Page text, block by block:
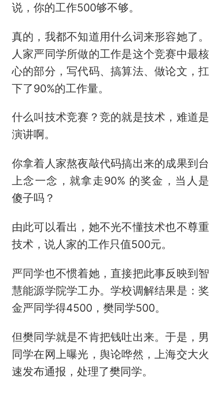
说，你的工作500够不够。
真的，我都不知道用什么词来形容她了。
人家严同学所做的工作是这个竞赛中最核
心的部分，写代码、搞算法、做论文，扛
下了90%的工作量。
什么叫技术竞赛？竞的就是技术，难道是
演讲啊。
你拿着人家熬夜敲代码搞出来的成果到台
上念一念，就拿走90% 的奖金，当人是
傻子吗？
由此可以看出，她不光不懂技术也不尊重
技术，说人家的工作只值500元。
严同学也不惯着她，直接把此事反映到智
慧能源学院学工办。学校调解结果是：奖
金严同学得4500，樊同学500。
但樊同学就是不肯把钱吐出来。于是，男
同学在网上曝光，舆论哗然，上海交大火
速发布通报，处理了樊同学。